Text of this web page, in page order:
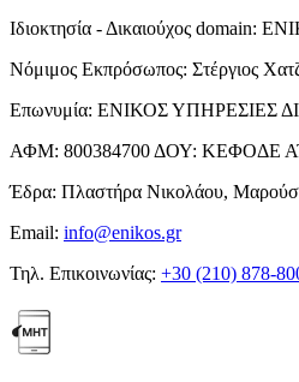
Ιδιοκτησία - Δικαιούχος domain:
Νόμιμος Εκπρόσωπος: Στέργιος
Επωνυμία: ΕΝΙΚΟΣ ΥΠΗΡΕΣΙΕΣ
ΑΦΜ: 800384700 ΔΟΥ: ΚΕΦΟΔΕ
Έδρα: Πλαστήρα Νικολάου,
Email: info@enikos.gr
Τηλ. Επικοινωνίας: +30 (210) 878-